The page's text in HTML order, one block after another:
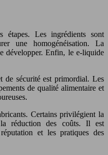
étapes. Les ingrédients sont
une homogénéisation. La
développer. Enfin, le e-liquide
de sécurité est primordial. Les
de qualité alimentaire et
Certains privilégient la
la réduction des coûts. Il est
et les pratiques des